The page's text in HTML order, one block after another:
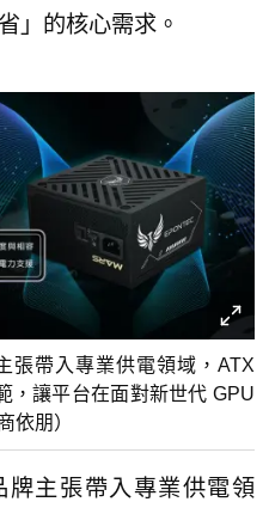
」的核心需求。
張帶入專業供電領域，ATX
，讓平台在面對新世代 GPU
依朋）
牌主張帶入專業供電領